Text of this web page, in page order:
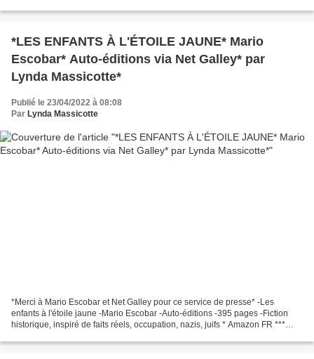
*LES ENFANTS À L'ÉTOILE JAUNE* Mario
Escobar* Auto-éditions via Net Galley* par
Lynda Massicotte*
Publié le 23/04/2022 à 08:08
Par Lynda Massicotte
*Merci à Mario Escobar et Net Galley pour ce service de presse* -Les
enfants à l'étoile jaune -Mario Escobar -Auto-éditions -395 pages -Fiction
historique, inspiré de faits réels, occupation, nazis, juifs * Amazon FR ***